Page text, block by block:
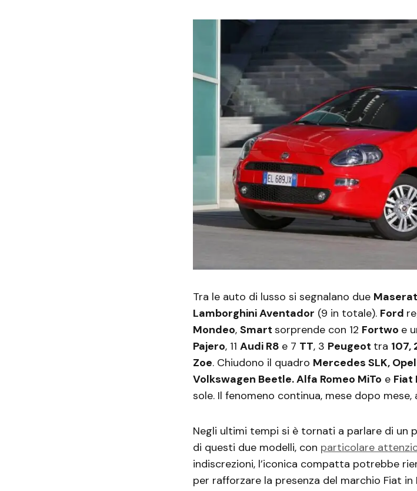
Tra le auto di lusso si segnalano due
Lamborghini Aventador (9 in totale). Ford
Mondeo, Smart sorprende con 12 Fortwo e
Pajero, 11 Audi R8 e 7 TT, 3 Peugeot tra 107,
Zoe. Chiudono il quadro Mercedes SLK,
Volkswagen Beetle. Alfa Romeo MiTo e Fiat
sole. Il fenomeno continua, mese dopo
Negli ultimi tempi si è tornati a parlare di un
di questi due modelli, con particolare
indiscrezioni, l’iconica compatta potrebbe
per rafforzare la presenza del marchio Fiat